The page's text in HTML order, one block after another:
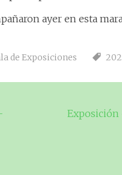
ayer en esta
de Exposiciones
Exposición